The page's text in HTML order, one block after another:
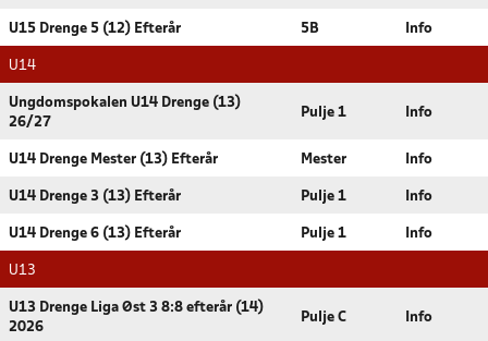
U15 Drenge 5 (12) Efterår 5B Info
U14
Ungdomspokalen U14 Drenge (13)
26/27
Pulje 1 Info
U14 Drenge Mester (13) Efterår Mester Info
U14 Drenge 3 (13) Efterår Pulje 1 Info
U14 Drenge 6 (13) Efterår Pulje 1 Info
U13
U13 Drenge Liga Øst 3 8:8 efterår (14)
2026
Pulje C Info